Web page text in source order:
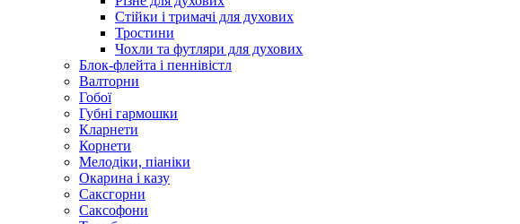
Стійки і тримачі для духових
Тростини
Чохли та футляри для духових
Блок-флейта і пеннівістл
Валторни
Гобої
Губні гармошки
Кларнети
Корнети
Мелодіки, піаніки
Окарина і казу
Саксгорни
Саксофони